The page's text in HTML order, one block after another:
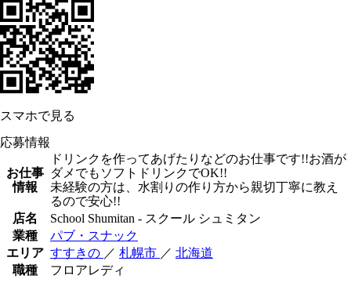
スマホで見る
応募情報
お仕事
情報
ドリンクを作ってあげたりなどのお仕事です!!お酒が
ダメでもソフトドリンクでOK!!
未経験の方は、水割りの作り方から親切丁寧に教え
るので安心!!
店名
School Shumitan - スクール シュミタン
業種
パブ・スナック
エリア すすきの ／ 札幌市 ／ 北海道
職種
フロアレディ